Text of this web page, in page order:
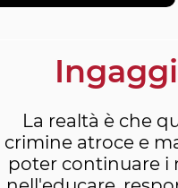
La realtà è che
crimine atroce e
poter continuare i